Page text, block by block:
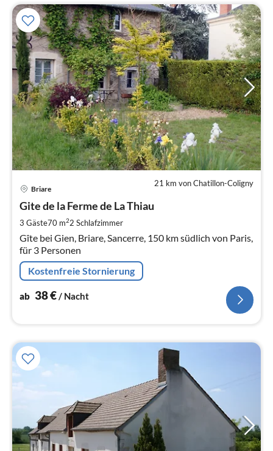
21 km von Chatillon-Coligny
Briare
Gite de la Ferme de La Thiau
3 Gäste70 m22 Schlafzimmer
Gîte bei Gien, Briare, Sancerre, 150 km südlich von Paris,
für 3 Personen
Kostenfreie Stornierung
ab 38€/ Nacht